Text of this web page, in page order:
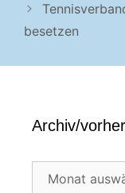
besetzen
Archiv/
Archiv/vorher.